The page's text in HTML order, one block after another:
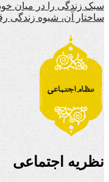
سبک زندگی را در میان
ساختار آن، شیوه زندگی
نظریه اجتماعی